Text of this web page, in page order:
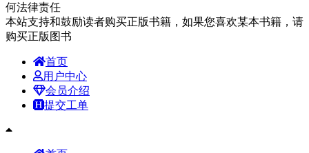
何法律责任
本站支持和鼓励读者购买正版书籍，如果您喜欢某本书籍，请
购买正版图书
首页
用户中心
会员介绍
提交工单